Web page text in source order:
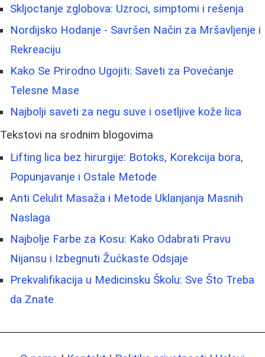
Skljoctanje zglobova: Uzroci, simptomi i rešenja
Nordijsko Hodanje - Savršen Način za Mršavljenje i
Rekreaciju
Kako Se Prirodno Ugojiti: Saveti za Povećanje
Telesne Mase
Najbolji saveti za negu suve i osetljive kože lica
Tekstovi na srodnim blogovima
Lifting lica bez hirurgije: Botoks, Korekcija bora,
Popunjavanje i Ostale Metode
Anti Celulit Masaža i Metode Uklanjanja Masnih
Naslaga
Najbolje Farbe za Kosu: Kako Odabrati Pravu
Nijansu i Izbegnuti Žućkaste Odsjaje
Prekvalifikacija u Medicinsku Školu: Sve Što Treba
da Znate